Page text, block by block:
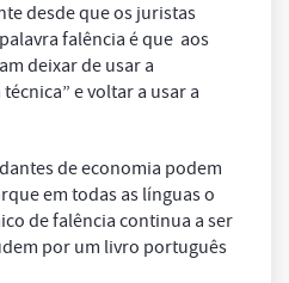
desde que os juristas
falência é que aos
deixar de usar a
e voltar a usar a
de economia podem
em todas as línguas o
de falência continua a ser
por um livro português